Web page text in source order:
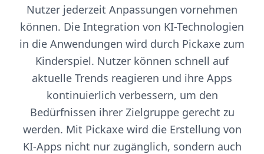
Nutzer jederzeit Anpassungen vornehmen
können. Die Integration von KI-Technologien
in die Anwendungen wird durch Pickaxe zum
Kinderspiel. Nutzer können schnell auf
aktuelle Trends reagieren und ihre Apps
kontinuierlich verbessern, um den
Bedürfnissen ihrer Zielgruppe gerecht zu
werden. Mit Pickaxe wird die Erstellung von
KI-Apps nicht nur zugänglich, sondern auch